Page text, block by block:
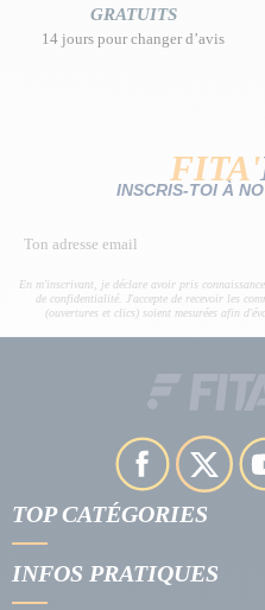
GRATUITS
14 jours pour changer d’avis
FITA'
INSCRIS-TOI À
En m'inscrivant, je déclare avoir pris
de confidentialité. J'accepte de recevoir les
(ouvertures et clics) soient mesurées afin
TOP CATÉGORIES
INFOS PRATIQUES